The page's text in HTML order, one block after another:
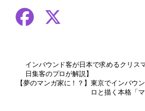
c
インバウンド客が日本で求めるクリス
日集客のプロが解説】
【夢のマンガ家に！？】東京でインバウ
ロと描く本格「